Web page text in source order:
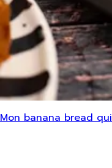
Mon banana bread